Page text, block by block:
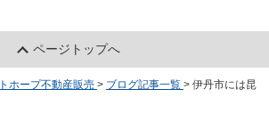
ページトップへ
ホープ不動産販売 > ブログ記事一覧 > 伊丹市には昆